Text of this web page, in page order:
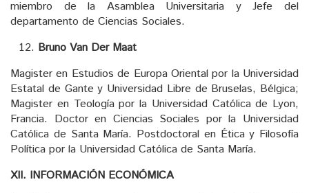
miembro de la Asamblea Universitaria y Jefe del
departamento de Ciencias Sociales.
Bruno Van Der Maat
Magister en Estudios de Europa Oriental por la Universidad
Estatal de Gante y Universidad Libre de Bruselas, Bélgica;
Magister en Teología por la Universidad Católica de Lyon,
Francia. Doctor en Ciencias Sociales por la Universidad
Católica de Santa María. Postdoctoral en Ética y Filosofía
Política por la Universidad Católica de Santa María.
XII. INFORMACIÓN ECONÓMICA